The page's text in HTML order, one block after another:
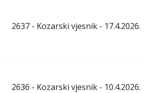
2637 - Kozarski vjesnik - 17.4.2026.
2636 - Kozarski vjesnik - 10.4.2026.